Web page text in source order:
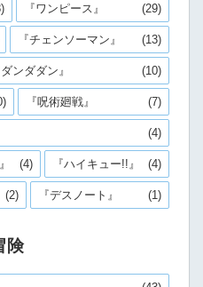
『ワンピース』 (29)
『チェンソーマン』 (13)
ダンダダン』 (10)
『呪術廻戦』 (7)
(4)
(4) 『ハイキュー!!』 (4)
(2) 『デスノート』 (1)
険